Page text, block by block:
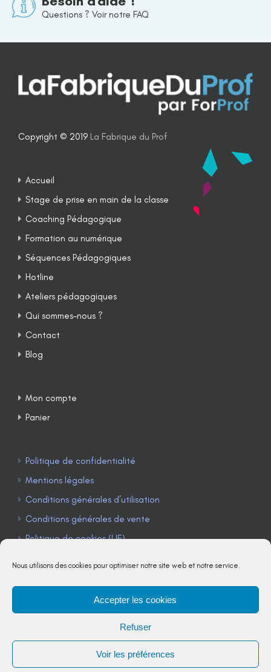
Nous utilisons des cookies pour optimiser notre site web et notre service.
Accepter les cookies
Refuser
Voir les préférences
Questions ? Voir notre FAQ
Copyright © 2019 La Fabrique du Prof
Accueil
Stage de prise en main de la classe
Coaching Pédagogique
Formation au numérique
Séquences Pédagogiques
Hotline
Ateliers pédagogiques
Qui sommes-nous ?
Contact
Blog
Mon compte
Panier
Politique de confidentialité
Mentions légales
Conditions générales d’utilisation
Conditions générales de vente
Politique de cookies (UE)
TÉLÉPHONE : 04 90 85 22 98